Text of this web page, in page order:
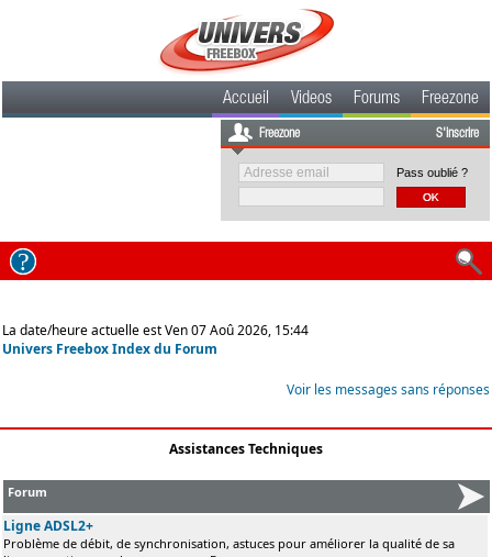
Accueil Videos Forums Freezone
Freezone S'inscrire
Pass oublié ?
La date/heure actuelle est Ven 07 Aoû 2026, 15:44
Univers Freebox Index du Forum
Voir les messages sans réponses
Assistances Techniques
Forum
Ligne ADSL2+
Problème de débit, de synchronisation, astuces pour améliorer la qualité de sa